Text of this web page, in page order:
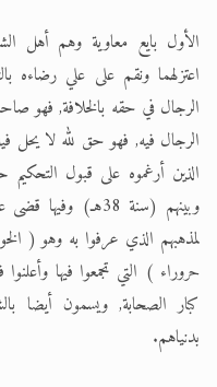
الأول بايع معاوية وهم أهل
اعتزلهما ونقم على علي رضاءه
الرجال في حقه بالخلافة, فهو
الرجال فيه, فهو حق لله لا يحل
الذين أرغموه على قبول التحكيم
وبينهم (سنة
لمذهبهم الذي عرفوا به وهو (
حروراء ) التي تجمعوا فيها
كبار الصحابة, ويسمون أيضا
بدنياهم.